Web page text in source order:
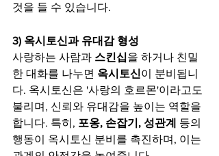
것을 들 수 있습니다.
3) 옥시토신과 유대감 형성
사랑하는 사람과 스킨십을 하거나 친밀
한 대화를 나누면 옥시토신이 분비됩니
다. 옥시토신은 '사랑의 호르몬'이라고도
불리며, 신뢰와 유대감을 높이는 역할을
합니다. 특히, 포옹, 손잡기, 성관계
등의
행동이 옥시토신 분비를 촉진하며, 이는